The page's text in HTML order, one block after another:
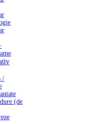
/
(de